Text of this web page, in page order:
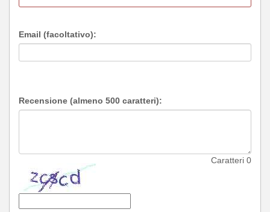
Email (facoltativo):
Recensione (almeno 500 caratteri):
Caratteri 0